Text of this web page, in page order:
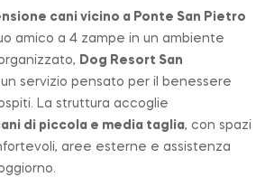
cani vicino a Ponte San Pietro
amico a 4 zampe in un ambiente
Dog Resort San
servizio pensato per il benessere
La struttura accoglie
di piccola e media taglia, con spazi
aree esterne e assistenza